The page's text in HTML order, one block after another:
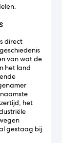
direct
van wat de
het land
het
gestaag bij